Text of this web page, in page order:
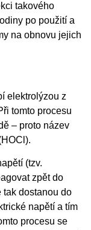
takového
po použití a
na obnovu jejich
elektrolýzou z
tomto procesu
– proto název
(tzv.
zpět do
tak dostanou do
napětí a tím
procesu se